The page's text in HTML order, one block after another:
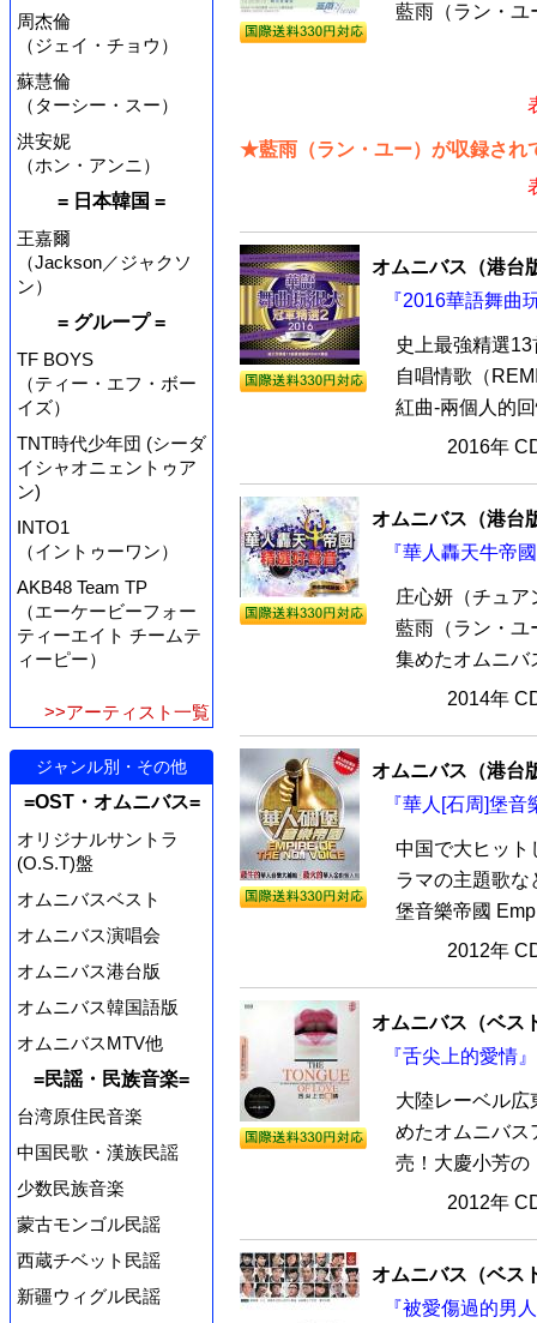
周杰倫
（ジェイ・チョウ）
蘇慧倫
（ターシー・スー）
洪安妮
（ホン・アンニ）
= 日本韓国 =
王嘉爾
（Jackson／ジャクソ
ン）
= グループ =
TF BOYS
（ティー・エフ・ボー
イズ）
TNT時代少年団 (シーダ
イシャオニェントゥア
ン)
INTO1
（イントゥーワン）
AKB48 Team TP
（エーケービーフォー
ティーエイト チームテ
ィーピー）
>>アーティスト一覧
ジャンル別・その他
=OST・オムニバス=
オリジナルサントラ
(O.S.T)盤
オムニバスベスト
オムニバス演唱会
オムニバス港台版
オムニバス韓国語版
オムニバスMTV他
=民謡・民族音楽=
台湾原住民音楽
中国民歌・漢族民謡
少数民族音楽
蒙古モンゴル民謡
西蔵チベット民謡
新疆ウィグル民謡
藍雨（ラン・ユ
★藍雨（ラン・ユー）が収録され
オムニバス（港台
『2016華語舞曲
史上最強精選
自唱情歌（
紅曲-兩個人的
2016年
オムニバス（港台
『華人轟天牛帝
庄心妍（チュ
藍雨（ラン・ユ
集めたオムニバ
2014年
オムニバス（港台
『華人[石周]堡
中国で大ヒット
ラマの主題歌な
堡音樂帝國
2012年
オムニバス（ベス
『舌尖上的愛情
大陸レーベル広
めたオムニバス
売！大慶小芳の
2012年
オムニバス（ベス
『被愛傷過的男